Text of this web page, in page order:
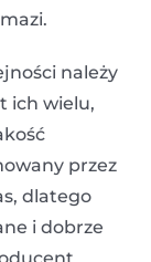
należy
ich wielu,
przez
dlatego
i dobrze